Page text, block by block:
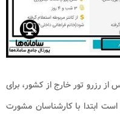
از رزرو تور خارج از کشور، برای
است ابتدا با کارشناسان مشورت